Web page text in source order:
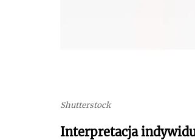
Shutterstock
Interpretacja